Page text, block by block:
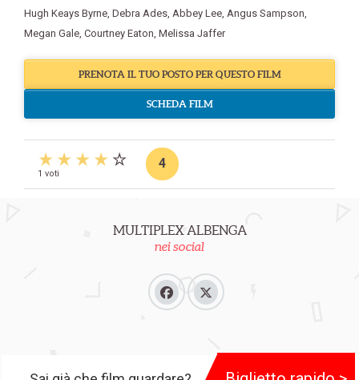
Hugh Keays Byrne Debra Ades Abbey Lee Angus Sampson
Megan Gale Courtney Eaton Melissa Jaffer
PRENOTA IL TUO POSTO PER QUESTO FILM
SCHEDA FILM
1 voti
4
MULTIPLEX ALBENGA
nei social